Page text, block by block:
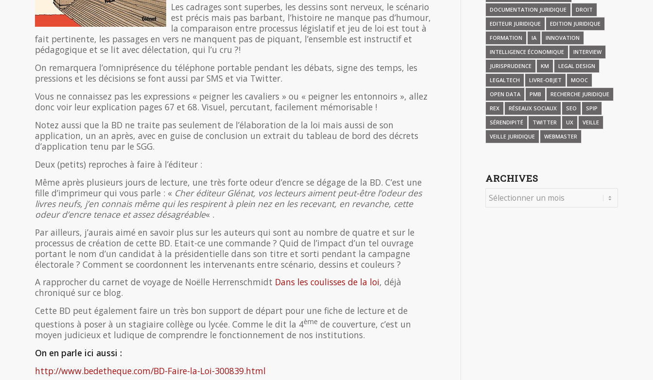
Les cadrages sont superbes, les dessins sont nerveux, le scénario
est précis mais pas barbant, l’histoire ne manque pas d’humour,
la comparaison entre processus législatif et jeu de loi est tout à
fait pertinente, les passages en vers ne manquent pas de piquant, l’ensemble est instructif et
pédagogique et se lit avec délectation, qui l’u cru ?!
On remarquera l’omniprésence du téléphone portable pendant les débats, signe des temps, les
pressions et les décisions se font aussi par SMS et via Twitter.
Vous ne connaissez pas les expressions « peigner les cavaliers » ou « peigner les entonnoirs », allez
donc voir leur explication pages 67 et 68. Visuel, percutant, facilement mémorisable !
Notez aussi que la BD ne traite pas seulement de l’élaboration de la loi mais aussi de son
application, un an après, avec en guise de conclusion un extrait du tableau de bord des décrets
d’application tenu par le SGG.
Deux (petits) reproches à faire à l’éditeur :
Même après plusieurs jours de lecture, une très forte odeur d’encre se dégage de la BD. C’est une
fille d’imprimeur qui vous parle : « Cher éditeur Glénat, vos lecteurs aiment peut-être l’odeur des
livres neufs, j’en connais même qui les respirent à plein nez en les recevant, en revanche, cette
odeur d’encre tenace et assez désagréable« .
Par ailleurs, j’aurais aimé en savoir plus sur les auteurs qui sont au nombre de quatre et sur le
processus de création de cette BD. Etait-ce une commande ? Quid de l’impact d’un tel ouvrage
portant le nom d’un candidat à la présidentielle dans son titre et sorti pendant la campagne
électorale ? Comment se coordonnent les intervenants entre scénario, dessins et couleurs ?
A rapprocher du carnet de voyage de Noëlle Herrenschmidt Dans les coulisses de la loi, déjà
chroniqué sur ce blog.
Cette BD peut également faire un très bon support de départ pour une fiche de lecture et de
questions à poser à un stagiaire collège ou lycée. Comme le dit la 4ème de couverture, c’est un
moyen judicieux et ludique de comprendre le fonctionnement de nos institutions.
On en parle ici aussi :
http://www.bedetheque.com/BD-Faire-la-Loi-300839.html
DOCUMENTATION JURIDIQUE
DROIT
EDITEUR JURIDIQUE
EDITION JURIDIQUE
FORMATION
IA
INNOVATION
INTELLIGENCE ÉCONOMIQUE
INTERVIEW
JURISPRUDENCE
KM
LEGAL DESIGN
LEGALTECH
LIVRE-OBJET
MOOC
OPEN DATA
PMB
RECHERCHE JURIDIQUE
REX
RÉSEAUX SOCIAUX SEO
SPIP
SÉRENDIPITÉ
TWITTER UX
VEILLE
VEILLE JURIDIQUE
WEBMASTER
ARCHIVES